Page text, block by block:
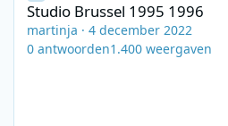
Studio Brussel 1995 1996
martinja · 4 december 2022
0 antwoorden1.400 weergaven